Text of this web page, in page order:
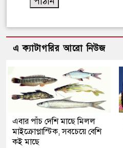
এ ক্যাটাগরির আরো নিউজ
এবার পাঁচ দেশি মাছে মিলল
মাইক্রোপ্লাস্টিক, সবচেয়ে বেশি
কই মাছে